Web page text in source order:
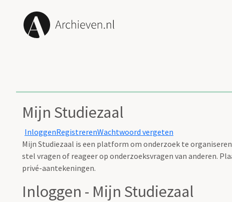
Mijn Studiezaal
InloggenRegistrerenWachtwoord vergeten
Mijn Studiezaal is een platform om onderzoek te
stel vragen of reageer op onderzoeksvragen van anderen.
privé-aantekeningen.
Inloggen - Mijn Studiezaal